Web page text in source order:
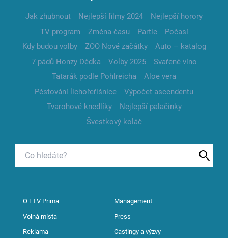
Jak zhubnout Nejlepší filmy 2024
Nejlepší horory
TV program
Změna času Partie
Počasí
Kdy budou volby
ZOO Nové začátky
Auto – katalog
7 pádů Honzy Dědka
Volby 2025
Svařené víno
Tatarák podle Pohlreicha
Aloe vera
Pěstování lichořeřišnice
Výpočet ascendentu
Tvarohové knedlíky
Nejlepší palačinky
Švestkový koláč
O FTV Prima Management
Volná místa Press
Reklama Castingy a výzvy